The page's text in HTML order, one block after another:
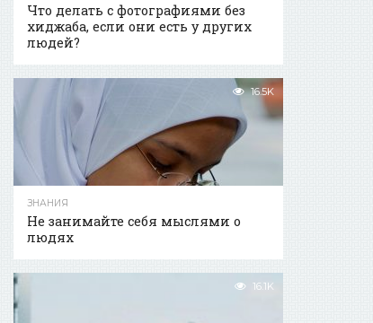
Что делать с фотографиями без
хиджаба, если они есть у других
людей?
16.5K
ЗНАНИЯ
Не занимайте себя мыслями о
людях
16.1K